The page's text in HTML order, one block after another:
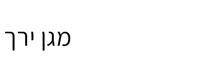
מגן ירך